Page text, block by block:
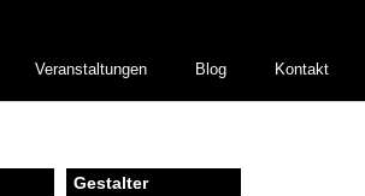
Veranstaltungen Blog Kontakt
Gestalter